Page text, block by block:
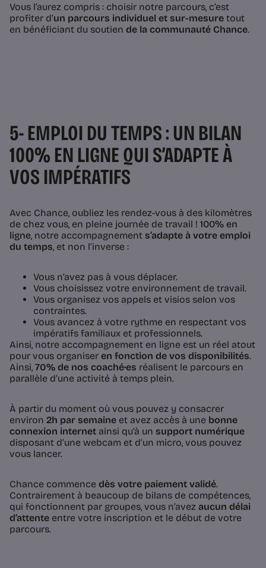
Vous l’aurez compris : choisir notre parcours, c’est
profiter d’un parcours individuel et sur-mesure tout
en bénéficiant du soutien de la communauté Chance.
5- EMPLOI DU TEMPS : UN BILAN
100% EN LIGNE QUI S’ADAPTE À
VOS IMPÉRATIFS
Avec Chance, oubliez les rendez-vous à des kilomètres
de chez vous, en pleine journée de travail ! 100% en
ligne, notre accompagnement s’adapte à votre emploi
du temps, et non l’inverse :
Vous n’avez pas à vous déplacer.
Vous choisissez votre environnement de travail.
Vous organisez vos appels et visios selon vos
contraintes.
Vous avancez à votre rythme en respectant vos
impératifs familiaux et professionnels.
Ainsi, notre accompagnement en ligne est un réel atout
pour vous organiser en fonction de vos disponibilités.
Ainsi, 70% de nos coaché·es réalisent le parcours en
parallèle d’une activité à temps plein.
À partir du moment où vous pouvez y consacrer
environ 2h par semaine et avez accès à une bonne
connexion internet ainsi qu’à un support numérique
disposant d’une webcam et d’un micro, vous pouvez
vous lancer.
Chance commence dès votre paiement validé.
Contrairement à beaucoup de bilans de compétences,
qui fonctionnent par groupes, vous n’avez aucun délai
d’attente entre votre inscription et le début de votre
parcours.